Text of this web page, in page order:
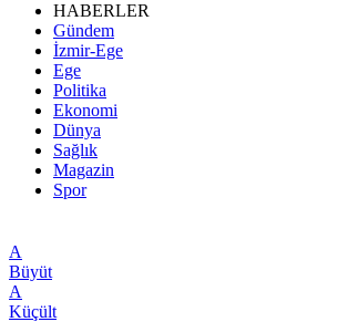
HABERLER
Gündem
İzmir-Ege
Ege
Politika
Ekonomi
Dünya
Sağlık
Magazin
Spor
A
Büyüt
A
Küçült